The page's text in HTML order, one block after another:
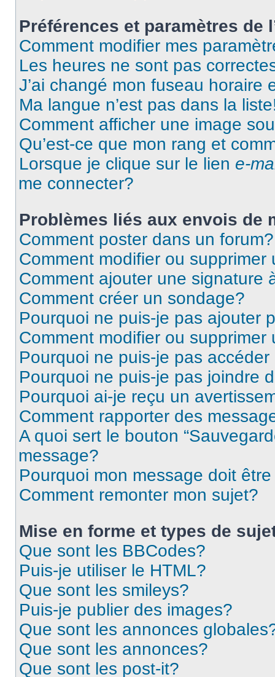
Préférences et paramètres de
Comment modifier mes
Les heures ne sont pas
J’ai changé mon fuseau horaire
Ma langue n’est pas dans la
Comment afficher une image
Qu’est-ce que mon rang et
Lorsque je clique sur le lien e-
me connecter?
Problèmes liés aux envois de
Comment poster dans un forum?
Comment modifier ou supprimer
Comment ajouter une signature
Comment créer un sondage?
Pourquoi ne puis-je pas ajouter
Comment modifier ou supprimer
Pourquoi ne puis-je pas
Pourquoi ne puis-je pas joindre
Pourquoi ai-je reçu un
Comment rapporter des
A quoi sert le bouton
message?
Pourquoi mon message doit
Comment remonter mon sujet?
Mise en forme et types de
Que sont les BBCodes?
Puis-je utiliser le HTML?
Que sont les smileys?
Puis-je publier des images?
Que sont les annonces
Que sont les annonces?
Que sont les post-it?